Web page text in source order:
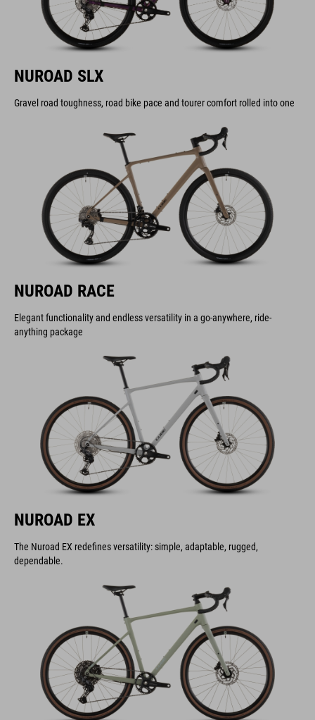
NUROAD SLX
Gravel road toughness, road bike pace and tourer comfort rolled into one
NUROAD RACE
Elegant functionality and endless versatility in a go-anywhere, ride-
anything package
NUROAD EX
The Nuroad EX redefines versatility: simple, adaptable, rugged,
dependable.